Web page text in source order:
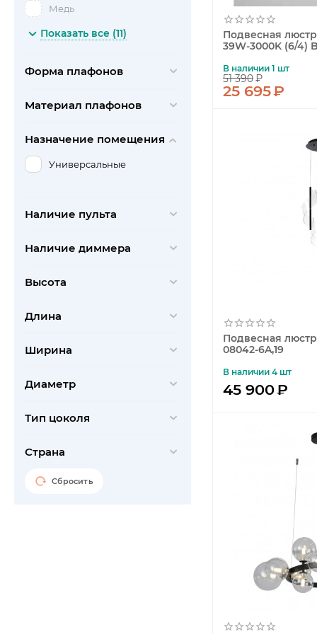
Подвесная
39W-3000K (6/4)
В наличии 1 шт
51 390₽
25 695₽
Подвесная
08042-6A,19
В наличии 4 шт
45 900₽
Chiaro
Crystal Lux
Elvan
Escada
F-Promo
Freya
Horoz
iLedex
Медь
Прозрачный
Хром
Показать все (11)
Форма плафонов
Материал плафонов
Назначение помещения
Универсальные
Наличие пульта
Наличие диммера
Высота
Длина
Ширина
Диаметр
Тип цоколя
Страна
Сбросить